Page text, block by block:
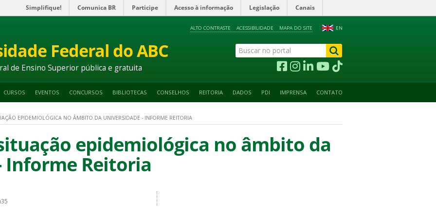
Simplifique! Comunica BR Participe Acesso à informação Legislação Canais
EN
ALTO CONTRASTE ACESSIBILIDADE MAPA DO SITE
Federal do ABC
de Ensino Superior pública e gratuita
CURSOS EVENTOS CONCURSOS BIBLIOTECAS CONSELHOS REITORIA DADOS PDI IMPRENSA CONTATO
EPIDEMIOLÓGICA NO ÂMBITO DA UNIVERSIDADE - INFORME REITORIA
epidemiológica no âmbito da
Informe Reitoria